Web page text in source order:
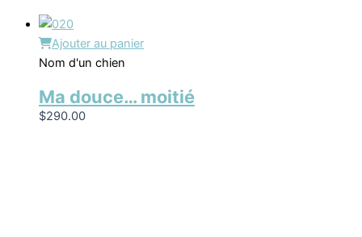
Ajouter au panier
Nom d'un chien
Ma douce… moitié
$290.00